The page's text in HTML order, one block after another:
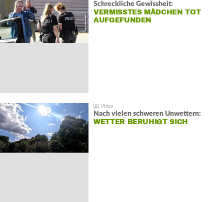
Schreckliche Gewissheit:
VERMISSTES MÄDCHEN TOT
AUFGEFUNDEN
Nach vielen schweren Unwettern:
WETTER BERUHIGT SICH